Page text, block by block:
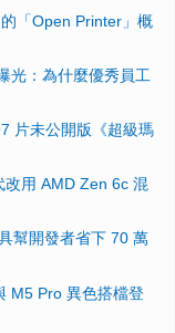
「Open Printer」概
光：為什麼優秀員工
片未公開版《超級瑪
改用 AMD Zen 6c 混
幫開發者省下 70 萬
M5 Pro 異色搭檔登